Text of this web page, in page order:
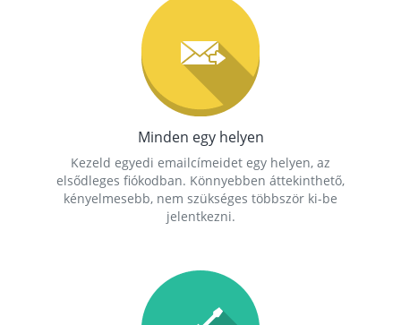
Minden egy helyen
Kezeld egyedi emailcímeidet egy helyen, az
elsődleges fiókodban. Könnyebben áttekinthető,
kényelmesebb, nem szükséges többször ki-be
jelentkezni.